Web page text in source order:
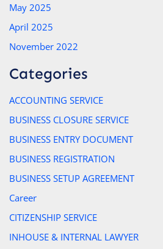
May 2025
April 2025
November 2022
Categories
ACCOUNTING SERVICE
BUSINESS CLOSURE SERVICE
BUSINESS ENTRY DOCUMENT
BUSINESS REGISTRATION
BUSINESS SETUP AGREEMENT
Career
CITIZENSHIP SERVICE
INHOUSE & INTERNAL LAWYER